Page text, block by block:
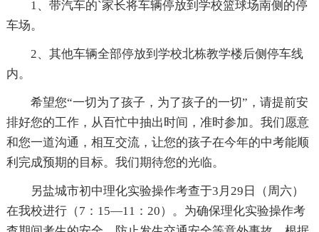
1、带汽车的`家长将车辆停放到学校篮球场南侧的停
车场。
2、其他车辆全部停放到学校北栋教学楼后侧停车线
内。
希望您“一切为了孩子，为了孩子的一切”，请提前安
排好您的工作，从百忙中抽出时间，准时参加。我们愿意
和您一道沟通，相互交流，让您的孩子在今年的中考能顺
利完成预期的目标。我们期待您的光临。
另盐城市初中理化实验操作考查于3月29日（周六）
在我校进行（7：15—11：20）。为确保理化实验操作考